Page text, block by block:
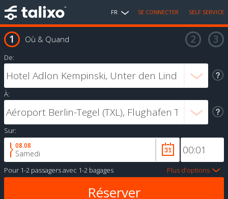
FR SE CONNECTER SELF SERVICE
Où & Quand
De:
À:
Sur:
08.08
Samedi
Pour 1-2 passagersavec 1-2 bagages Plus d'options